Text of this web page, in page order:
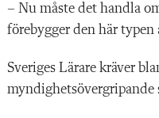
– Nu måste det handla
förebygger den här typen
Sveriges Lärare kräver
myndighetsövergripande